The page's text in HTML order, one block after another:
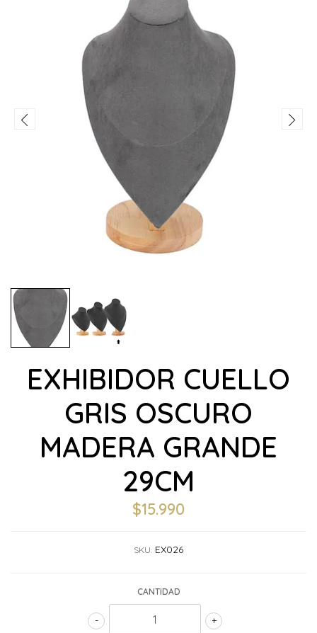
EXHIBIDOR CUELLO
GRIS OSCURO
MADERA GRANDE
29CM
$15.990
SKU: EX026
CANTIDAD
+
-